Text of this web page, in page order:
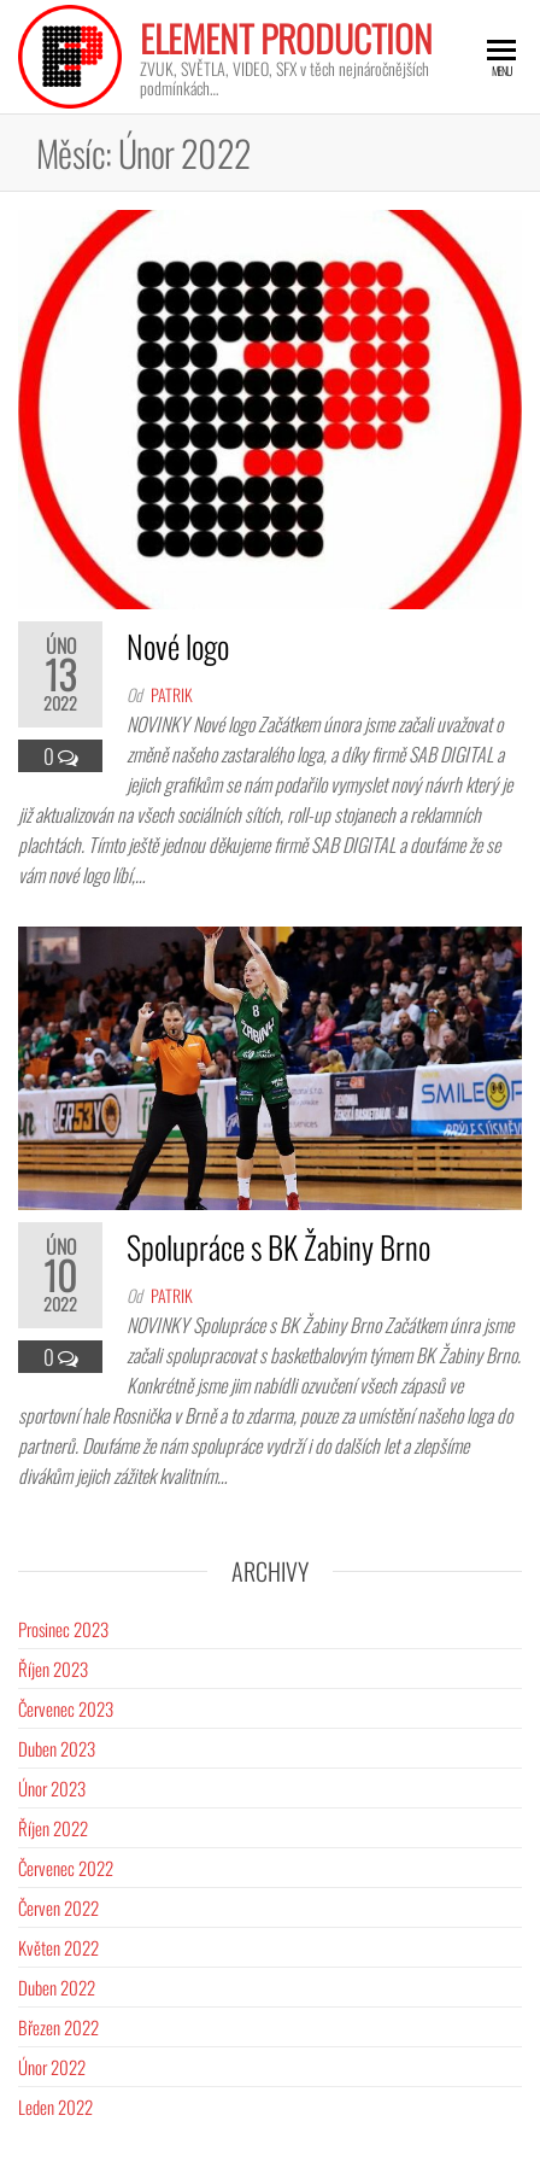
ELEMENT PRODUCTION
ZVUK, SVĚTLA, VIDEO, SFX v těch nejnáročnějších
podmínkách…
MENU
Měsíc:Únor 2022
ÚNO
13
2022
0
Nové logo
Od PATRIK
NOVINKY Nové logo Začátkem února jsme začali uvažovat o
změně našeho zastaralého loga, a díky firmě SAB DIGITAL a
jejich grafikům se nám podařilo vymyslet nový návrh který je
již aktualizován na všech sociálních sítích, roll-up stojanech a reklamních
plachtách. Tímto ještě jednou děkujeme firmě SAB DIGITAL a doufáme že se
vám nové logo líbí,…
ÚNO
10
2022
0
Spolupráce s BK Žabiny Brno
Od PATRIK
NOVINKY Spolupráce s BK Žabiny Brno Začátkem únra jsme
začali spolupracovat s basketbalovým týmem BK Žabiny Brno.
Konkrétně jsme jim nabídli ozvučení všech zápasů ve
sportovní hale Rosnička v Brně a to zdarma, pouze za umístění našeho loga do
partnerů. Doufáme že nám spolupráce vydrží i do dalších let a zlepšíme
divákům jejich zážitek kvalitním…
ARCHIVY
Prosinec 2023
Říjen 2023
Červenec 2023
Duben 2023
Únor 2023
Říjen 2022
Červenec 2022
Červen 2022
Květen 2022
Duben 2022
Březen 2022
Únor 2022
Leden 2022